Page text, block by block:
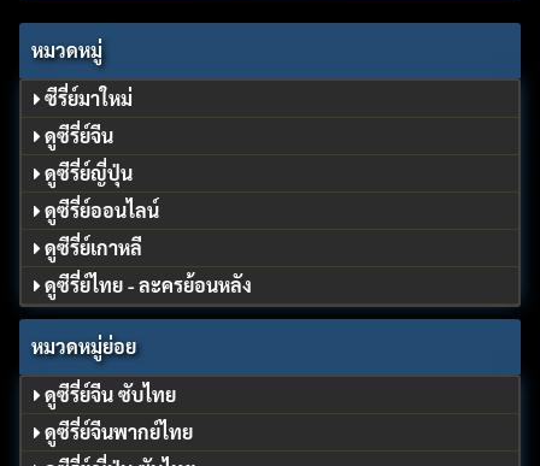
หมวดหมู่
ซีรี่ย์มาใหม่
ดูซีรี่ย์จีน
ดูซีรี่ย์ญี่ปุ่น
ดูซีรี่ย์ออนไลน์
ดูซีรี่ย์เกาหลี
ดูซีรี่ย์ไทย - ละครย้อนหลัง
หมวดหมู่ย่อย
ดูซีรี่ย์จีน ซับไทย
ดูซีรี่ย์จีนพากย์ไทย